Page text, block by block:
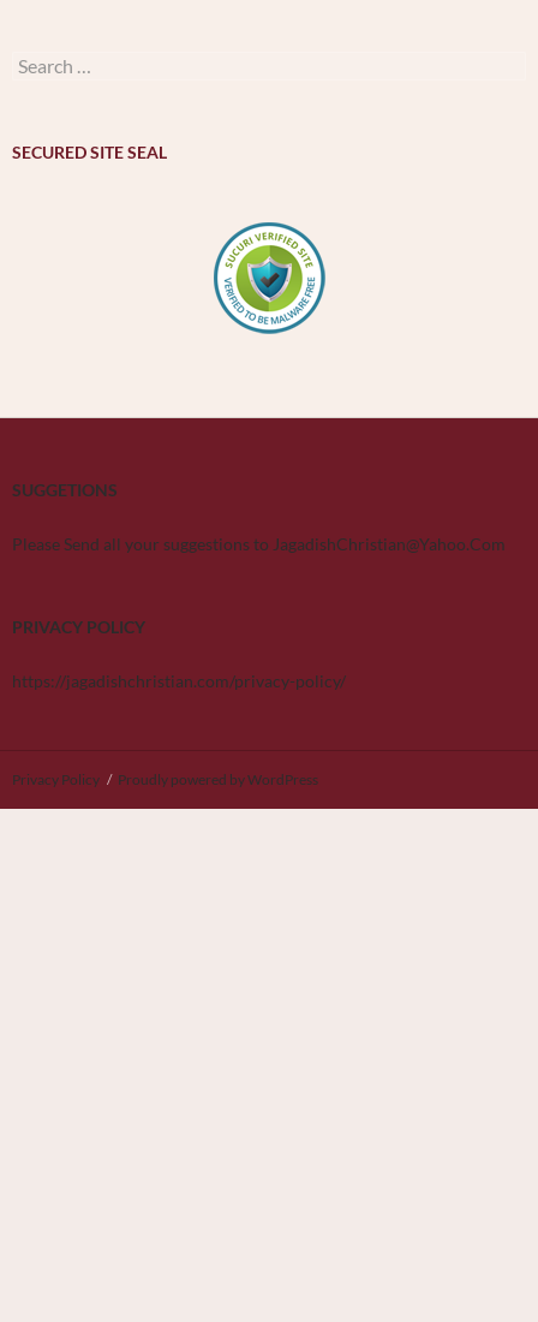
SECURED SITE SEAL
મહિનાવાર
Search
SUGGETIONS
Please Send all your suggestions to JagadishChristian@Yahoo.Com
PRIVACY POLICY
https://jagadishchristian.com/privacy-policy/
Privacy Policy Proudly powered by WordPress